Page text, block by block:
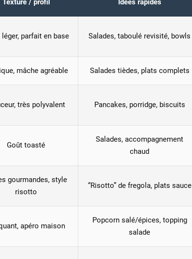
Texture / profil Idées rapides
léger, parfait en base Salades, taboulé revisité, bowls
mâche agréable Salades tièdes, plats complets
très polyvalent Pancakes, porridge, biscuits
Goût toasté
Salades, accompagnement
chaud
gourmandes, style
risotto
“Risotto” de fregola, plats sauce
apéro maison
Popcorn salé/épices, topping
salade